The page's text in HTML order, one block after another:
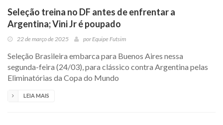
Seleção treina no DF antes de enfrentar a
Argentina; Vini Jr é poupado
22 de março de 2025 porEquipe Futsim
Seleção Brasileira embarca para Buenos Aires nessa
segunda-feira (24/03), para clássico contra Argentina pelas
Eliminatórias da Copa do Mundo
LEIA MAIS